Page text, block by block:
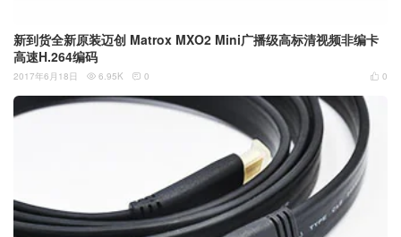
新到货全新原装迈创 Matrox MXO2 Mini广播级高标清视频非编卡
高速H.264编码
 0
2017年6月18日  6.95K  0